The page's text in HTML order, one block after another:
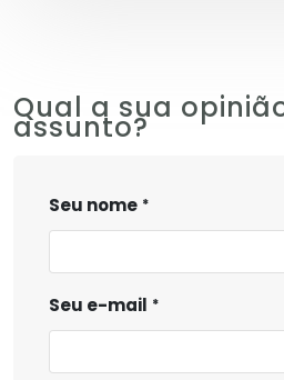
Qual a sua
assunto?
Seu nome
Seu e-mail